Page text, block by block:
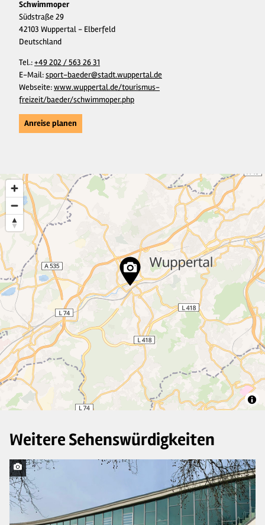
Schwimmoper
Südstraße 29
42103 Wuppertal - Elberfeld
Deutschland
Tel.:+49 202 / 563 26 31
E-Mail:sport-baeder@stadt.wuppertal.de
Webseite:www.wuppertal.de/tourismus-
freizeit/baeder/schwimmoper.php
Anreise planen
45
32
27
Weitere Sehenswürdigkeiten